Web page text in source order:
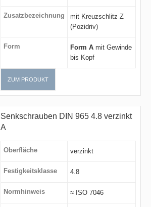
Zusatzbezeichnung
mit Kreuzschlitz Z
(Pozidriv)
Form Form Amit Gewinde
bis Kopf
ZUM PRODUKT
Senkschrauben DIN 965 4.8 verzinkt
A
Oberfläche verzinkt
Festigkeitsklasse 4.8
Normhinweis ≈ ISO 7046